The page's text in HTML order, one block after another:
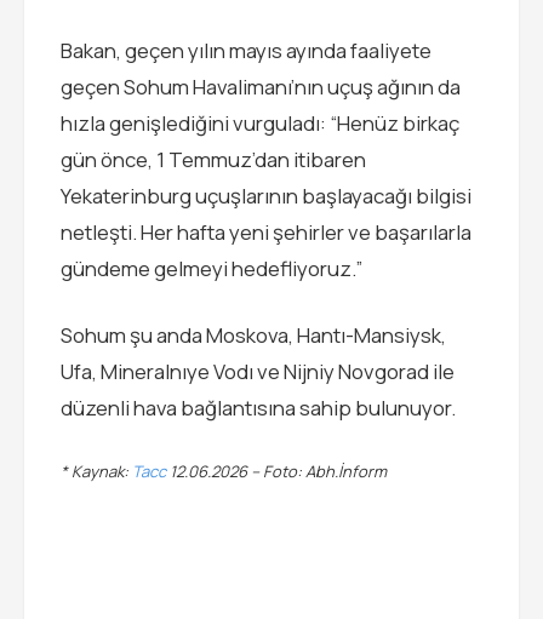
Bakan, geçen yılın mayıs ayında faaliyete
geçen Sohum Havalimanı’nın uçuş ağının da
hızla genişlediğini vurguladı: “Henüz birkaç
gün önce, 1 Temmuz’dan itibaren
Yekaterinburg uçuşlarının başlayacağı bilgisi
netleşti. Her hafta yeni şehirler ve başarılarla
gündeme gelmeyi hedefliyoruz.”
Sohum şu anda Moskova, Hantı-Mansiysk,
Ufa, Mineralnıye Vodı ve Nijniy Novgorad ile
düzenli hava bağlantısına sahip bulunuyor.
* Kaynak: Tacc 12.06.2026 – Foto: Abh.İnform